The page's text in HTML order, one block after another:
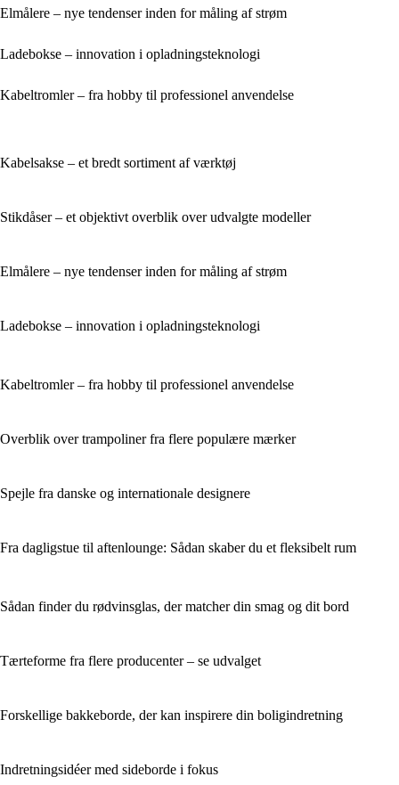
Elmålere – nye tendenser inden for måling af strøm
Ladebokse – innovation i opladningsteknologi
Kabeltromler – fra hobby til professionel anvendelse
Kabelsakse – et bredt sortiment af værktøj
Stikdåser – et objektivt overblik over udvalgte modeller
Elmålere – nye tendenser inden for måling af strøm
Ladebokse – innovation i opladningsteknologi
Kabeltromler – fra hobby til professionel anvendelse
Overblik over trampoliner fra flere populære mærker
Spejle fra danske og internationale designere
Fra dagligstue til aftenlounge: Sådan skaber du et fleksibelt rum
Sådan finder du rødvinsglas, der matcher din smag og dit bord
Tærteforme fra flere producenter – se udvalget
Forskellige bakkeborde, der kan inspirere din boligindretning
Indretningsidéer med sideborde i fokus